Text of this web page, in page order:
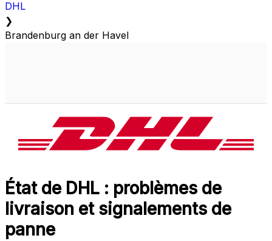
DHL
❯
Brandenburg an der Havel
État de DHL : problèmes de
livraison et signalements de
panne